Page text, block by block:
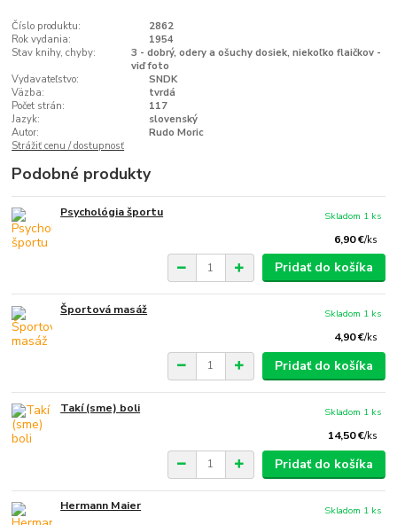
Číslo produktu:
2862
Rok vydania:
1954
Stav knihy, chyby:
3 - dobrý, odery a ošuchy dosiek, niekoľko flaičkov -
viď foto
Vydavateľstvo:
SNDK
Väzba:
tvrdá
Počet strán:
117
Jazyk:
slovenský
Autor:
Rudo Moric
Strážiť cenu / dostupnosť
Podobné produkty
Psychológia športu
6,90 €/ks
Skladom 1 ks
Pridať do košíka
Športová masáž
4,90 €/ks
Skladom 1 ks
Pridať do košíka
Takí (sme) boli
14,50 €/ks
Skladom 1 ks
Pridať do košíka
Hermann Maier
Skladom 1 ks